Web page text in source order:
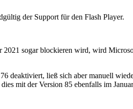
der Support für den Flash Player.
sogar blockieren wird, wird
deaktiviert, ließ sich aber manuell
mit der Version 85 ebenfalls im